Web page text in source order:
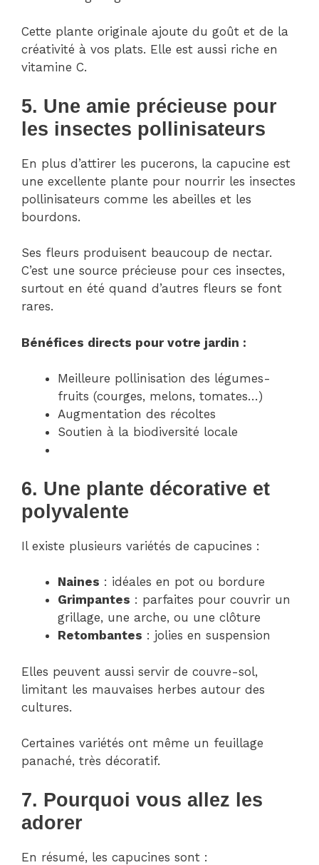
Cette plante originale ajoute du goût et de la
créativité à vos plats. Elle est aussi riche en
vitamine C.
5. Une amie précieuse pour
les insectes pollinisateurs
En plus d’attirer les pucerons, la capucine est
une excellente plante pour nourrir les insectes
pollinisateurs comme les abeilles et les
bourdons.
Ses fleurs produisent beaucoup de nectar.
C’est une source précieuse pour ces insectes,
surtout en été quand d’autres fleurs se font
rares.
Bénéfices directs pour votre jardin :
Meilleure pollinisation des légumes-
fruits (courges, melons, tomates…)
Augmentation des récoltes
Soutien à la biodiversité locale
6. Une plante décorative et
polyvalente
Il existe plusieurs variétés de capucines :
Naines : idéales en pot ou bordure
Grimpantes : parfaites pour couvrir un
grillage, une arche, ou une clôture
Retombantes : jolies en suspension
Elles peuvent aussi servir de couvre-sol,
limitant les mauvaises herbes autour des
cultures.
Certaines variétés ont même un feuillage
panaché, très décoratif.
7. Pourquoi vous allez les
adorer
En résumé, les capucines sont :